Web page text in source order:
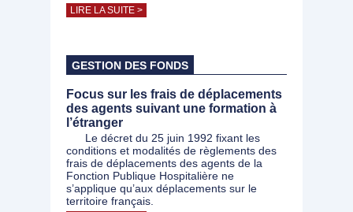
LIRE LA SUITE >
GESTION DES FONDS
Focus sur les frais de déplacements
des agents suivant une formation à
l’étranger
Le décret du 25 juin 1992 fixant les
conditions et modalités de règlements des
frais de déplacements des agents de la
Fonction Publique Hospitalière ne
s’applique qu’aux déplacements sur le
territoire français.